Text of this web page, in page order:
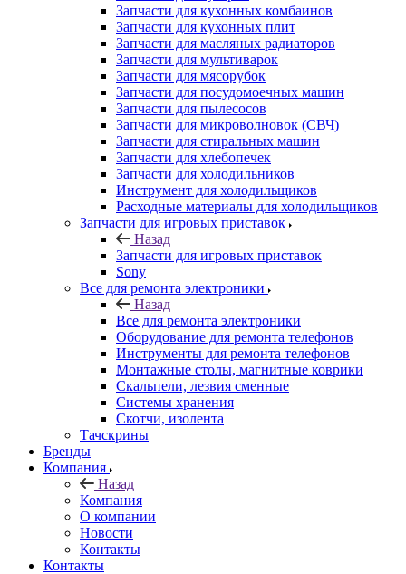
Запчасти для кухонных комбаинов
Запчасти для кухонных плит
Запчасти для масляных радиаторов
Запчасти для мультиварок
Запчасти для мясорубок
Запчасти для посудомоечных машин
Запчасти для пылесосов
Запчасти для микроволновок (СВЧ)
Запчасти для стиральных машин
Запчасти для хлебопечек
Запчасти для холодильников
Инструмент для холодильщиков
Расходные материалы для холодильщиков
Запчасти для игровых приставок
Назад
Запчасти для игровых приставок
Sony
Все для ремонта электроники
Назад
Все для ремонта электроники
Оборудование для ремонта телефонов
Инструменты для ремонта телефонов
Монтажные столы, магнитные коврики
Скальпели, лезвия сменные
Системы хранения
Скотчи, изолента
Тачскрины
Бренды
Компания
Назад
Компания
О компании
Новости
Контакты
Контакты